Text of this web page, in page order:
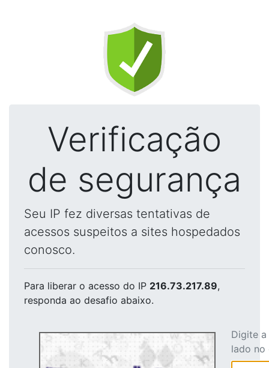
Verificação
de segurança
Seu IP fez diversas tentativas de
acessos suspeitos a sites hospedados
conosco.
Para liberar o acesso do IP 216.73.217.89,
responda ao desafio abaixo.
Digite
lado no